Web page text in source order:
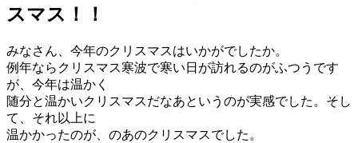
スマス！！
みなさん、今年のクリスマスはいかがでしたか。
例年ならクリスマス寒波で寒い日が訪れるのがふつうです
が、今年は温かく
随分と温かいクリスマスだなあというのが実感でした。そし
て、それ以上に
温かかったのが、のあのクリスマスでした。